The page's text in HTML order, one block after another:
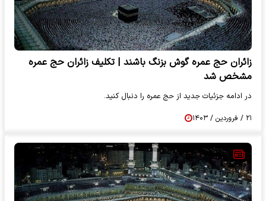
زائران حج عمره گوش بزنگ باشند | تکلیف زائران حج عمره
مشخص شد
در ادامه جزئیات جدید از حج عمره را دنبال کنید.
۲۱ / فروردین / ۱۴۰۳